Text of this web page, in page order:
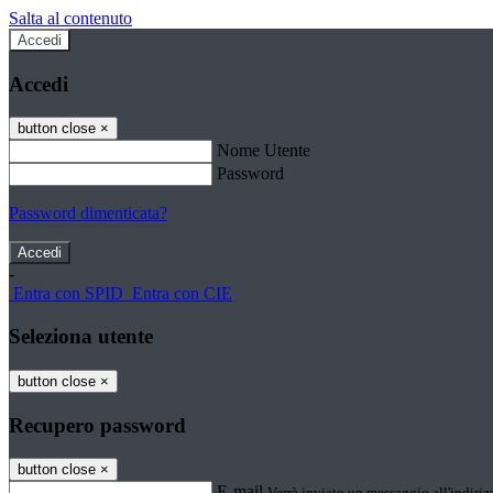
Salta al contenuto
Accedi
Accedi
button close ×
Nome Utente
Password
Password dimenticata?
-
Entra con SPID Entra con CIE
Seleziona utente
button close ×
Recupero password
button close ×